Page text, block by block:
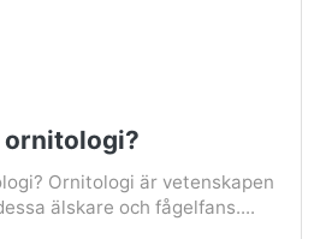
Ornitologi är vetenskapen
älskare och fågelfans....